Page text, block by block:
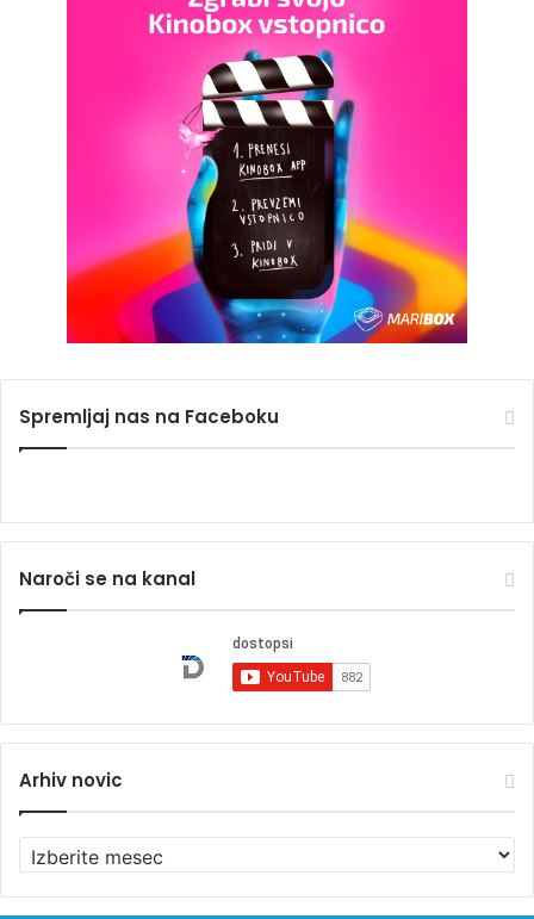
Spremljaj nas na Faceboku
Naroči se na kanal
Arhiv novic
r
h